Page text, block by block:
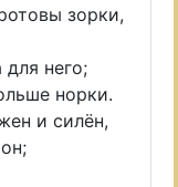
зорки,
него;
норки.
и силён,